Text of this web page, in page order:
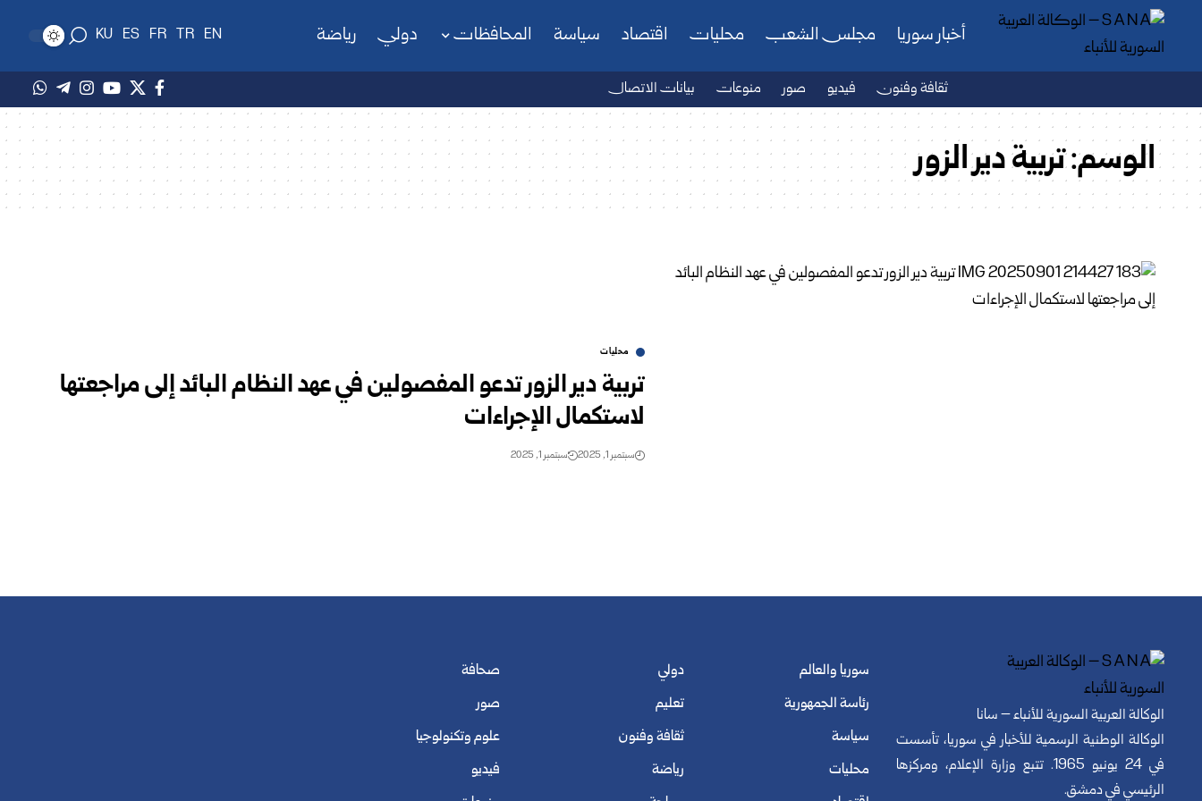
أخبار سوريا مجلس الشعب محليات اقتصاد سياسة المحافظات دولي رياضة EN
TR
FR
ES
KU
ثقافة وفنون فيديو صور منوعات بيانات الاتصال
الوسم:تربية دير الزور
محليات
تربية دير الزور تدعو المفصولين في عهد النظام البائد إلى مراجعتها
لاستكمال الإجراءات
سبتمبر 1, 2025 سبتمبر 1, 2025
الوكالة العربية السورية للأنباء – سانا
الوكالة الوطنية الرسمية للأخبار في سوريا، تأسست
في 24 يونيو 1965. تتبع وزارة الإعلام، ومركزها
الرئيسي في دمشق.
سوريا والعالم
رئاسة الجمهورية
سياسة
محليات
دولي
تعليم
ثقافة وفنون
رياضة
صحافة
صور
علوم وتكنولوجيا
فيديو